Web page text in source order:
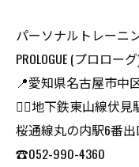
パーソナルトレーニ
PROLOGUE (プロロー
📍愛知県名古屋市中
🏃‍♂️地下鉄東山線伏
桜通線丸の内駅6番
☎️052-990-4360